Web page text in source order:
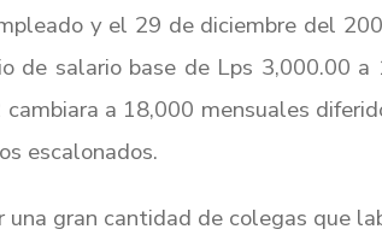
y el 29 de diciembre del
de salario base de Lps 3,000.00
a 18,000 mensuales
escalonados.
una gran cantidad de colegas que